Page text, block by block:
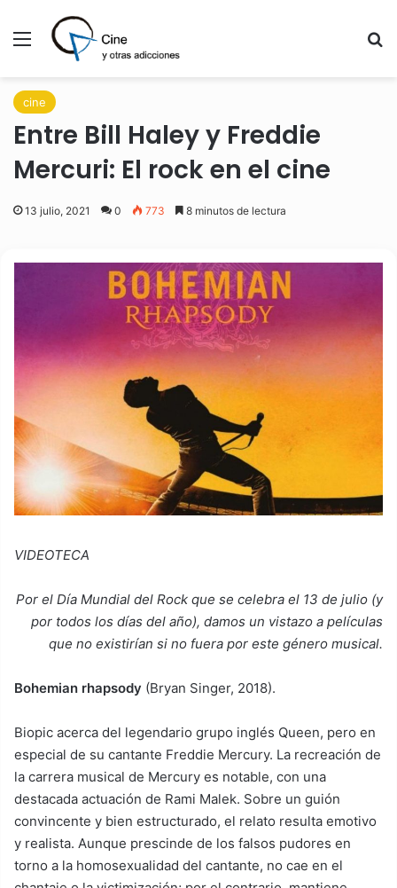
Menú
cine
Entre Bill Haley y Freddie
Mercuri: El rock en el cine
13 julio, 2021 0 773 8 minutos de lectura
VIDEOTECA
Por el Día Mundial del Rock que se celebra el 13 de julio (y
por todos los días del año), damos un vistazo a películas
que no existirían si no fuera por este género musical.
Bohemian rhapsody (Bryan Singer, 2018).
Biopic acerca del legendario grupo inglés Queen, pero en
especial de su cantante Freddie Mercury. La recreación de
la carrera musical de Mercury es notable, con una
destacada actuación de Rami Malek. Sobre un guión
convincente y bien estructurado, el relato resulta emotivo
y realista. Aunque prescinde de los falsos pudores en
torno a la homosexualidad del cantante, no cae en el